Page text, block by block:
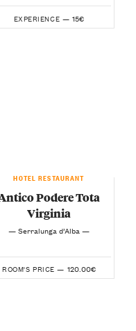
EXPERIENCE — 15€
HOTEL RESTAURANT
Podere Tota
Virginia
— Serralunga d’Alba —
ROOM'S PRICE — 120.00€